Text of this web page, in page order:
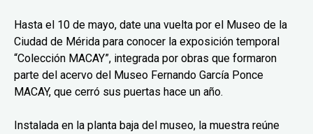
Hasta el 10 de mayo, date una vuelta por el Museo de la
Ciudad de Mérida para conocer la exposición temporal
“Colección MACAY”, integrada por obras que formaron
parte del acervo del Museo Fernando García Ponce
MACAY, que cerró sus puertas hace un año.
Instalada en la planta baja del museo, la muestra reúne